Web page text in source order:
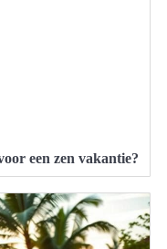
een zen vakantie?